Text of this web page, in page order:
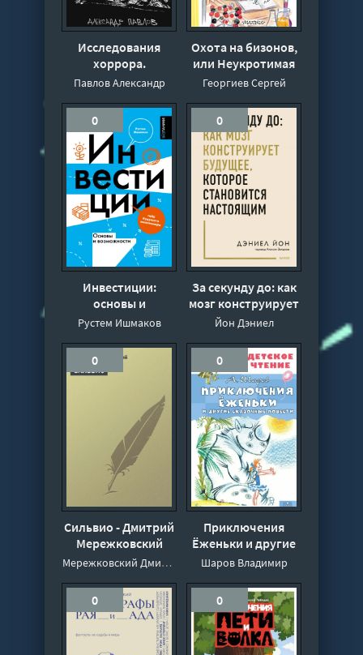
Исследования
хоррора.
Обновления жанра
Александр Павлов
Павлов Александр
Охота на бизонов,
или Неукротимая
тяга к знаниям -
Георгиев Сергей
0
Инвестиции:
основы и
возможности. Гайд
миллионера -
Ишмаков Рустем
Рустем Ишмаков
0
За секунду до: как
мозг конструирует
будущее, которое
настоящим -
Дэниел Йон
Йон Дэниел
0
Сильвио - Дмитрий
Мережковский
Мережковский Дмитрий
0
Приключения
Ёженьки и другие
сказочные повести
Шаров Владимир
0 0